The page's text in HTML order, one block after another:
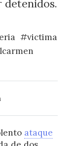
detenidos.
#victima
ataque